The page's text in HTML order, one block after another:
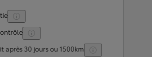
après 30 jours ou 1500km